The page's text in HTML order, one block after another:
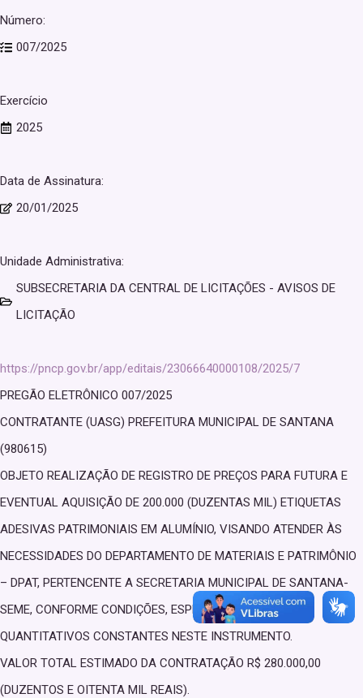
Número:
007/2025
Exercício
2025
Data de Assinatura:
20/01/2025
Unidade Administrativa:
SUBSECRETARIA DA CENTRAL DE LICITAÇÕES - AVISOS DE
LICITAÇÃO
https://pncp.gov.br/app/editais/23066640000108/2025/7
PREGÃO ELETRÔNICO 007/2025
CONTRATANTE (UASG) PREFEITURA MUNICIPAL DE SANTANA
(980615)
OBJETO REALIZAÇÃO DE REGISTRO DE PREÇOS PARA FUTURA E
EVENTUAL AQUISIÇÃO DE 200.000 (DUZENTAS MIL) ETIQUETAS
ADESIVAS PATRIMONIAIS EM ALUMÍNIO, VISANDO ATENDER ÀS
NECESSIDADES DO DEPARTAMENTO DE MATERIAIS E PATRIMÔNIO
– DPAT, PERTENCENTE A SECRETARIA MUNICIPAL DE SANTANA-
SEME, CONFORME CONDIÇÕES, ESPECIFICAÇÕES E
QUANTITATIVOS CONSTANTES NESTE INSTRUMENTO.
VALOR TOTAL ESTIMADO DA CONTRATAÇÃO R$ 280.000,00
(DUZENTOS E OITENTA MIL REAIS).